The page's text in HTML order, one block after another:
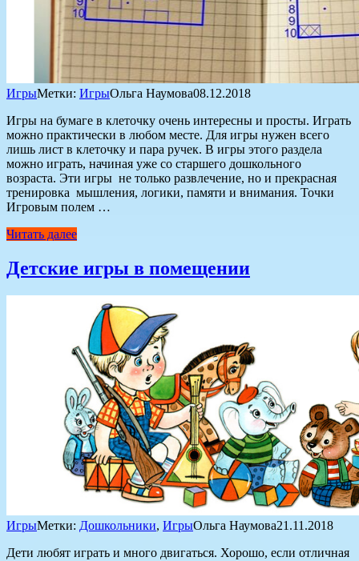
ИгрыМетки: ИгрыОльга Наумова08.12.2018
Игры на бумаге в клеточку очень интересны и просты. Играть
можно практически в любом месте. Для игры нужен всего
лишь лист в клеточку и пара ручек. В игры этого раздела
можно играть, начиная уже со старшего дошкольного
возраста. Эти игры не только развлечение, но и прекрасная
тренировка мышления, логики, памяти и внимания. Точки
Игровым полем …
Читать далее
Детские игры в помещении
ИгрыМетки: Дошкольники, ИгрыОльга Наумова21.11.2018
Дети любят играть и много двигаться. Хорошо, если отличная